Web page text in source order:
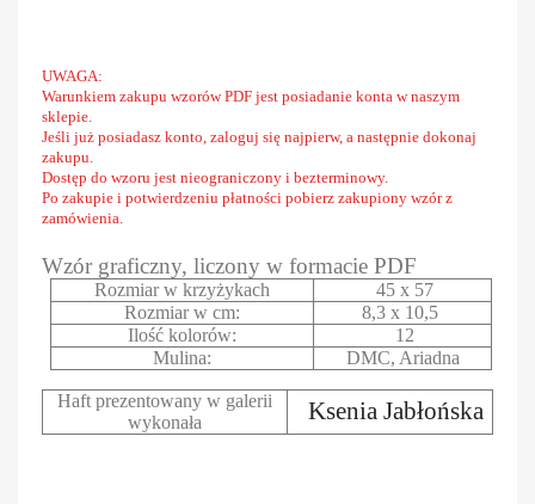
UWAGA:
Warunkiem zakupu wzorów PDF jest posiadanie konta w naszym
sklepie.
Jeśli już posiadasz konto, zaloguj się najpierw, a następnie dokonaj
zakupu.
Dostęp do wzoru jest nieograniczony i bezterminowy.
Po zakupie i potwierdzeniu płatności pobierz zakupiony wzór z
zamówienia.
Wzór graficzny, liczony w formacie PDF
Rozmiar w krzyżykach
45 x 57
Rozmiar w cm:
8,3 x 10,5
Ilość kolorów:
12
Mulina:
DMC, Ariadna
Haft prezentowany w galerii
wykonała
Ksenia Jabłońska